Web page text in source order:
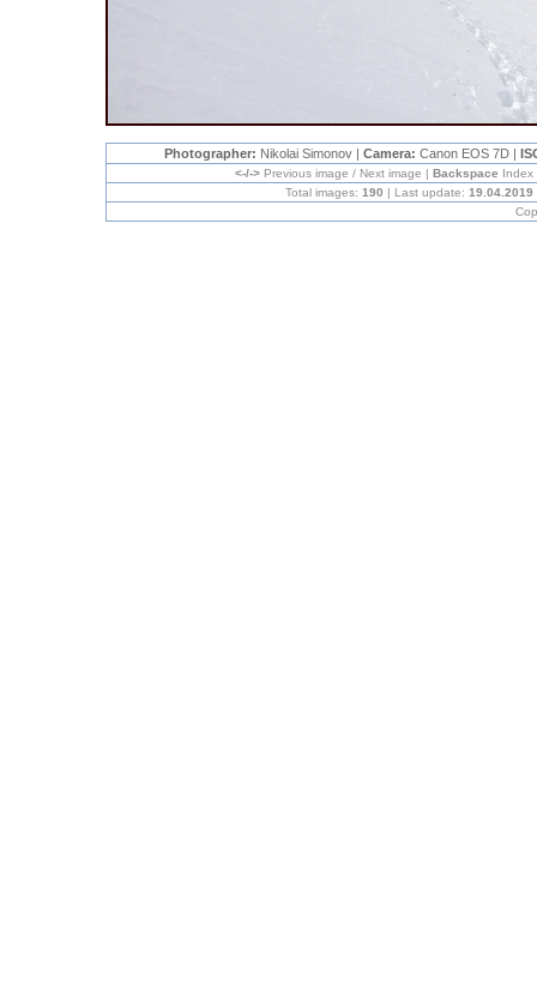
Photographer: Nikolai Simonov | Camera: Canon EOS 7D |
<-/-> Previous image / Next image | Backspace
Total images: 190 | Last update: 19.04.2019